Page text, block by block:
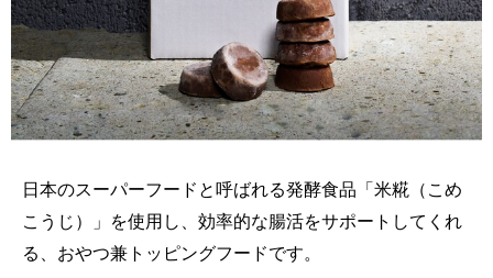
日本のスーパーフードと呼ばれる発酵食品「米糀（こめ
こうじ）」を使用し、効率的な腸活をサポートしてくれ
る、おやつ兼トッピングフードです。